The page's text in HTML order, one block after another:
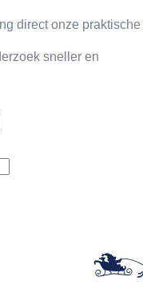
direct onze praktische
sneller en